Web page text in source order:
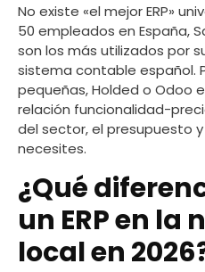
No existe «el mejor ERP»
50 empleados en España,
son los más utilizados por
sistema contable español.
pequeñas, Holded o Odoo
relación funcionalidad-
del sector, el presupuesto
necesites.
¿Qué
un ERP en la
local en